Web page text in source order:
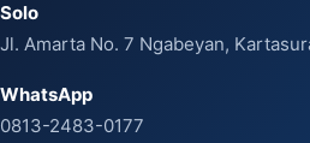
Solo
Jl. Amarta No. 7 Ngabeyan,
WhatsApp
0813-2483-0177